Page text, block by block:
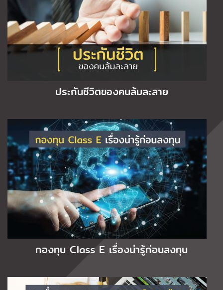
ประกันชีวิตของคนล้มละลาย
กองทุน Class E เรื่องน่ารู้ก่อนลงทุน